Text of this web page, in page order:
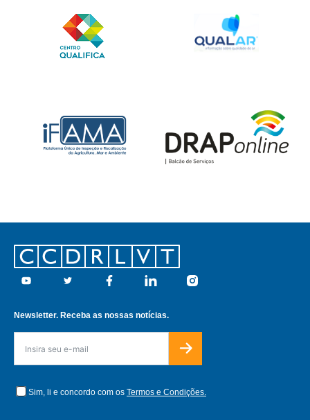
Footer
Youtube Twitter Facebook Linkedin Instagram
Newsletter. Receba as nossas notícias.
Sim, li e concordo com os Termos e Condições.